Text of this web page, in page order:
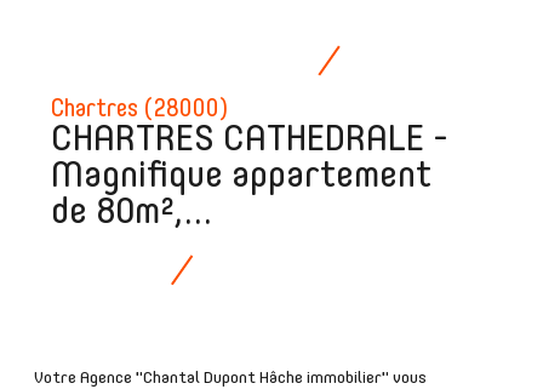
Chartres (28000)
CHARTRES CATHEDRALE -
Magnifique appartement
de 80m²,...
Votre Agence "Chantal Dupont Hâche immobilier" vous